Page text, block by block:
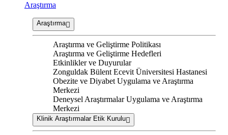
Araştırma
Araştırma
Araştırma ve Geliştirme Politikası
Araştırma ve Geliştirme Hedefleri
Etkinlikler ve Duyurular
Zonguldak Bülent Ecevit Üniversitesi Hastanesi
Obezite ve Diyabet Uygulama ve Araştırma
Merkezi
Deneysel Araştırmalar Uygulama ve Araştırma
Merkezi
Klinik Araştırmalar Etik Kurulu